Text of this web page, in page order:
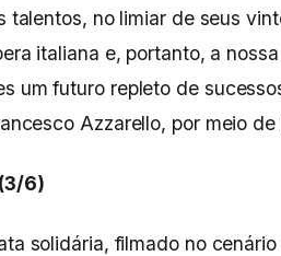
talentos, no limiar de seus
italiana e, portanto, a
um futuro repleto de
Azzarello, por meio de
6)
solidária, filmado no